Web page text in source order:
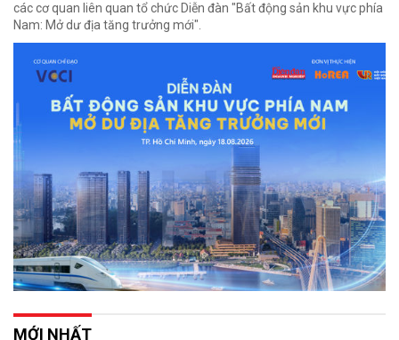
các cơ quan liên quan tổ chức Diễn đàn "Bất động sản khu vực phía
Nam: Mở dư địa tăng trưởng mới".
MỚI NHẤT